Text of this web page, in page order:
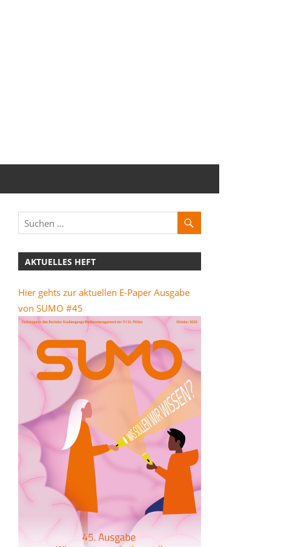
AKTUELLES HEFT
Hier gehts zur aktuellen E-Paper Ausgabe
von SUMO #45